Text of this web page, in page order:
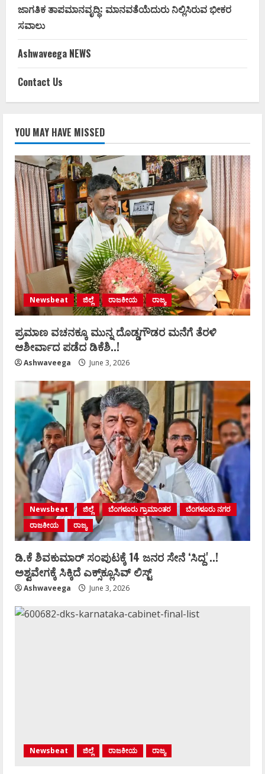
ಜಾಗತಿಕ ತಾಪಮಾನವೃದ್ಧಿ: ಮಾನವತೆಯೆದುರು ನಿಲ್ಲಿಸಿರುವ ಭೀಕರ
ಸವಾಲು
Ashwaveega NEWS
Contact Us
YOU MAY HAVE MISSED
Newsbeat ಜಿಲ್ಲೆ ರಾಜಕೀಯ ರಾಜ್ಯ
ಪ್ರಮಾಣ ವಚನಕ್ಕೂ ಮುನ್ನ ದೊಡ್ಡಗೌಡರ ಮನೆಗೆ ತೆರಳಿ
ಆಶೀರ್ವಾದ ಪಡೆದ ಡಿಕೆಶಿ..!
Ashwaveega June 3, 2026
Newsbeat ಜಿಲ್ಲೆ ಬೆಂಗಳೂರು ಗ್ರಾಮಾಂತರ
ಬೆಂಗಳೂರು ನಗರ
ರಾಜಕೀಯ
ರಾಜ್ಯ
ಡಿ.ಕೆ ಶಿವಕುಮಾರ್‌ ಸಂಪುಟಕ್ಕೆ 14 ಜನರ ಸೇನೆ ʻಸಿದ್ದʼ..!
ಅಶ್ವವೇಗಕ್ಕೆ ಸಿಕ್ಕಿದೆ ಎಕ್ಸ್‌ಕ್ಲೂಸಿವ್‌ ಲಿಸ್ಟ್‌
Ashwaveega June 3, 2026
Newsbeat ಜಿಲ್ಲೆ ರಾಜಕೀಯ ರಾಜ್ಯ